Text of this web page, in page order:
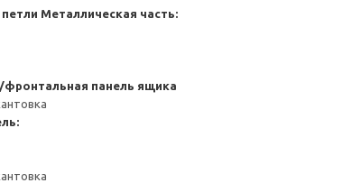
Металлическая часть:
панель ящика